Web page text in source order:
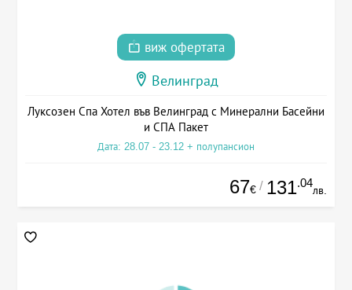
виж офертата
Велинград
Луксозен Спа Хотел във Велинград с Минерални Басейни
и СПА Пакет
Дата: 28.07 - 23.12 + полупансион
67€ / 131.04
лв.